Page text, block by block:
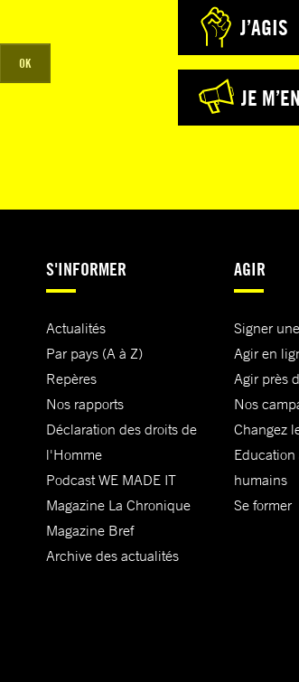
OK
J’AGIS
JE
S'INFORMER
Actualités
Par pays (A à Z)
Repères
Nos rapports
Déclaration des droits de
l'Homme
Podcast WE MADE IT
Magazine La Chronique
Magazine Bref
Archive des actualités
AGIR
Signer
Agir en
Agir près
Nos
Changez
humains
Se former